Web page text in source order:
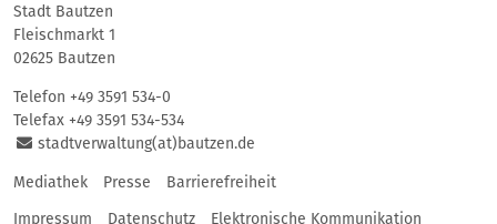
Stadt Bautzen
Fleischmarkt 1
02625 Bautzen
Telefon +49 3591 534-0
Telefax +49 3591 534-534
stadtverwaltung(at)bautzen.de
Mediathek Presse
Barrierefreiheit
Impressum
Datenschutz Elektronische Kommunikation